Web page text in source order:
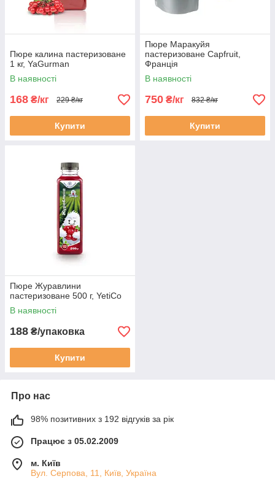
Пюре калина пастеризоване
1 кг, YaGurman
В наявності
168 ₴/кг 229 ₴/кг
Купити
Пюре Маракуйя
пастеризоване Capfruit,
Франція
В наявності
750 ₴/кг 832 ₴/кг
Купити
Пюре Журавлини
пастеризоване 500 г, YetiCo
В наявності
188 ₴/упаковка
Купити
Про нас
98% позитивних з 192 відгуків за рік
Працює з 05.02.2009
м. Київ
Вул. Серпова, 11, Київ, Україна